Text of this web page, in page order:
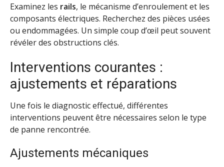
Examinez les rails, le mécanisme d’enroulement et les
composants électriques. Recherchez des pièces usées
ou endommagées. Un simple coup d’œil peut souvent
révéler des obstructions clés.
Interventions courantes :
ajustements et réparations
Une fois le diagnostic effectué, différentes
interventions peuvent être nécessaires selon le type
de panne rencontrée.
Ajustements mécaniques